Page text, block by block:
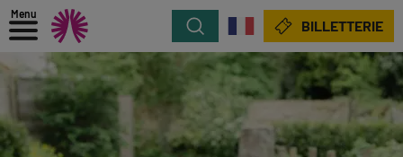
Menu
Rechercher BILLETTERIE